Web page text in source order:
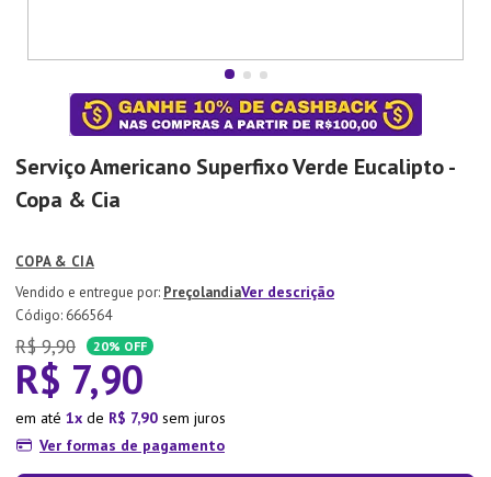
Serviço Americano Superfixo Verde Eucalipto -
Copa & Cia
COPA & CIA
PreçolandiaVer descrição
: 666564
R$ 9,90 20% OFF
R$ 7,90
em até 1 de R$ 7,90 sem juros
Ver formas de pagamento
Xicara